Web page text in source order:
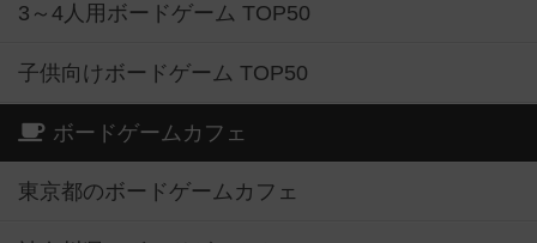
3～4人用ボードゲーム TOP50
子供向けボードゲーム TOP50
ボードゲームカフェ
東京都のボードゲームカフェ